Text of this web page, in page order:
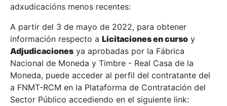
Mostrar/Ocultar
Mostrar/Ocultar
Mostrar/Ocultar
adxudicacións menos recentes:
A partir del 3 de mayo de 2022, para obtener
información respecto a Licitaciones en curso y
Adjudicaciones ya aprobadas por la Fábrica
Nacional de Moneda y Timbre - Real Casa de la
Moneda, puede acceder al perfil del contratante del
a FNMT-RCM en la Plataforma de Contratación del
Sector Público accediendo en el siguiente link: